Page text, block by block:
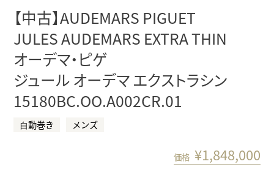
【中古】AUDEMARS PIGUET
JULES AUDEMARS EXTRA THIN
オーデマ・ピゲ
ジュール オーデマ エクストラシン
15180BC.OO.A002CR.01
⾃動巻き メンズ
価格 ¥1,848,000